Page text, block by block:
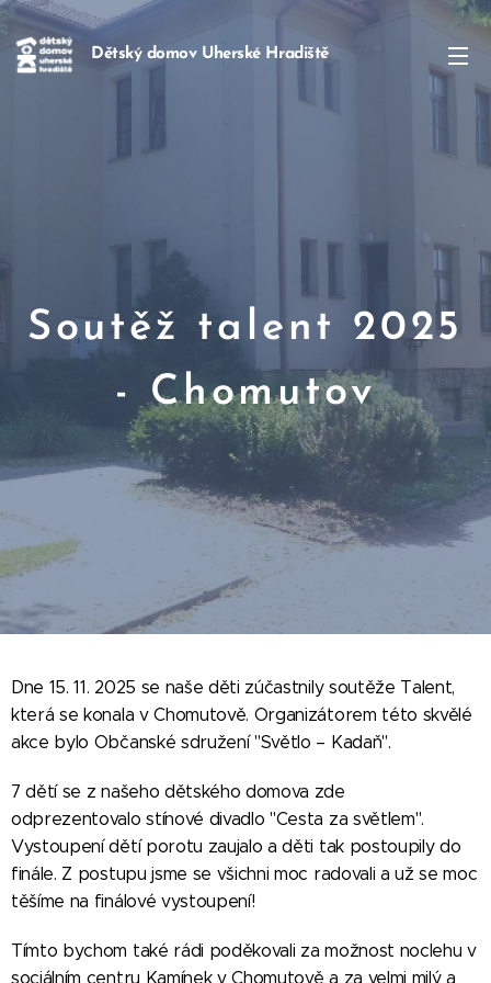
Dětský domov Uherské Hradiště
Soutěž talent 2025
- Chomutov
Dne 15. 11. 2025 se naše děti zúčastnily soutěže Talent,
která se konala v Chomutově. Organizátorem této skvělé
akce bylo Občanské sdružení "Světlo – Kadaň".
7 dětí se z našeho dětského domova zde
odprezentovalo stínové divadlo "Cesta za světlem".
Vystoupení dětí porotu zaujalo a děti tak postoupily do
finále. Z postupu jsme se všichni moc radovali a už se moc
těšíme na finálové vystoupení!
Tímto bychom také rádi poděkovali za možnost noclehu v
sociálním centru Kamínek v Chomutově a za velmi milý a